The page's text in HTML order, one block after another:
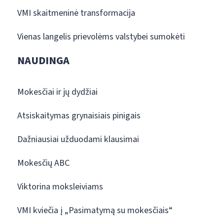
VMI skaitmeninė transformacija
Vienas langelis prievolėms valstybei sumokėti
NAUDINGA
Mokesčiai ir jų dydžiai
Atsiskaitymas grynaisiais pinigais
Dažniausiai užduodami klausimai
Mokesčių ABC
Viktorina moksleiviams
VMI kviečia į „Pasimatymą su mokesčiais“